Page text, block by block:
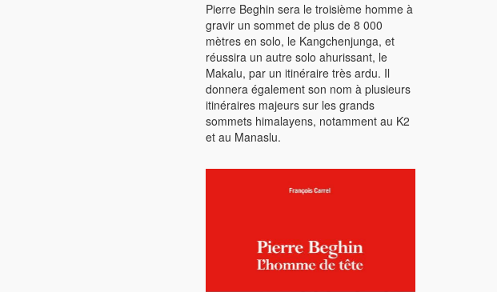
Pierre Beghin sera le troisième homme à
gravir un sommet de plus de 8 000
mètres en solo, le Kangchenjunga, et
réussira un autre solo ahurissant, le
Makalu, par un itinéraire très ardu. Il
donnera également son nom à plusieurs
itinéraires majeurs sur les grands
sommets himalayens, notamment au K2
et au Manaslu.